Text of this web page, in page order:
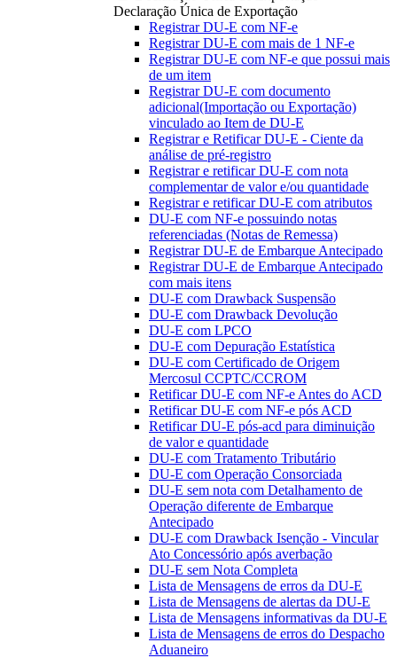
Declaração Única de Exportação
Registrar DU-E com NF-e
Registrar DU-E com mais de 1 NF-e
Registrar DU-E com NF-e que possui mais
de um item
Registrar DU-E com documento
adicional(Importação ou Exportação)
vinculado ao Item de DU-E
Registrar e Retificar DU-E - Ciente da
análise de pré-registro
Registrar e retificar DU-E com nota
complementar de valor e/ou quantidade
Registrar e retificar DU-E com atributos
DU-E com NF-e possuindo notas
referenciadas (Notas de Remessa)
Registrar DU-E de Embarque Antecipado
Registrar DU-E de Embarque Antecipado
com mais itens
DU-E com Drawback Suspensão
DU-E com Drawback Devolução
DU-E com LPCO
DU-E com Depuração Estatística
DU-E com Certificado de Origem
Mercosul CCPTC/CCROM
Retificar DU-E com NF-e Antes do ACD
Retificar DU-E com NF-e pós ACD
Retificar DU-E pós-acd para diminuição
de valor e quantidade
DU-E com Tratamento Tributário
DU-E com Operação Consorciada
DU-E sem nota com Detalhamento de
Operação diferente de Embarque
Antecipado
DU-E com Drawback Isenção - Vincular
Ato Concessório após averbação
DU-E sem Nota Completa
Lista de Mensagens de erros da DU-E
Lista de Mensagens de alertas da DU-E
Lista de Mensagens informativas da DU-E
Lista de Mensagens de erros do Despacho
Aduaneiro